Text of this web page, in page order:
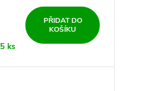
ks
PŘIDAT DO
KOŠÍKU